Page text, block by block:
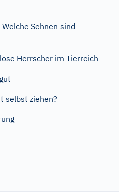
Sehnen sind
Herrscher im Tierreich
selbst ziehen?